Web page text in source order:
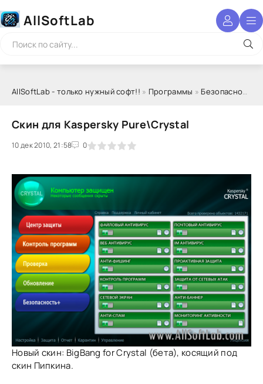
AllSoftLab
AllSoftLab - только нужный софт!! » Программы » Безопасность
Скин для Kaspersky Pure\Crystal
10 дек 2010, 21:58 0
1 2 3 4 5
Новый скин: BigBang for Crystal (бета), косящий под
скин Пипкина.